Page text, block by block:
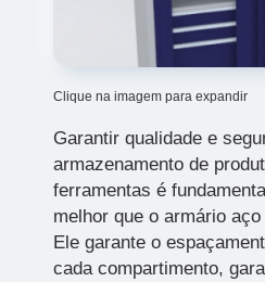
Clique na imagem para expandir
Garantir qualidade e
armazenamento de
ferramentas é
melhor que o armário
Ele garante o
cada compartimento,